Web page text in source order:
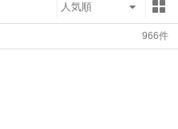
966件
ポイントUPセレクトのみ
ポイントUPセレクトのみ